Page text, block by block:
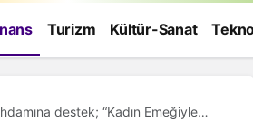
Turizm Kültür-Sanat
“Kadın Emeğiyle